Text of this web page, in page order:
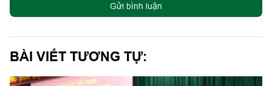
Gửi bình luận
BÀI VIẾT TƯƠNG TỰ: